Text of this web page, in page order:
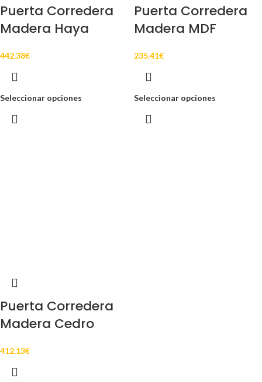
Puerta Corredera
Madera Haya
442.38€
Seleccionar opciones
Puerta Corredera
Madera MDF
235.41€
Seleccionar opciones
Puerta Corredera
Madera Cedro
412.13€